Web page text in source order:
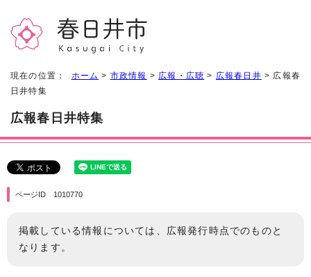
現在の位置： ホーム > 市政情報 > 広報・広聴 > 広報春日井 > 広報春
日井特集
広報春日井特集
ページID 1010770
掲載している情報については、広報発行時点でのものと
なります。